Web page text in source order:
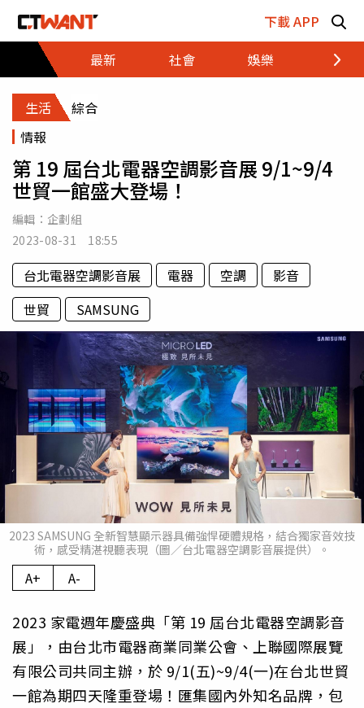
下載 APP
最新
社會 娛樂 財經
生活
綜合
情報
第 19 屆台北電器空調影音展 9/1~9/4
世貿一館盛大登場！
編輯： 企劃組
2023-08-31 18:55
台北電器空調影音展 電器 空調
影音
世貿
SAMSUNG
2023 SAMSUNG 全新智慧顯示器具備強悍硬體規格，結合獨家音效技
術，感受精湛視聽表現（圖／台北電器空調影音展提供）。
A+ A-
2023 家電週年慶盛典「第 19 屆台北電器空調影音
展」，由台北市電器商業同業公會、上聯國際展覽
有限公司共同主辦，於 9/1(五)~9/4(一)在台北世貿
一館為期四天隆重登場！匯集國內外知名品牌，包